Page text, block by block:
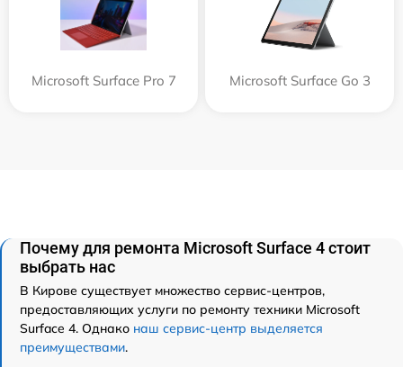
Microsoft Surface Pro 7 Microsoft Surface Go 3
Почему для ремонта Microsoft Surface 4 стоит
выбрать нас
В Кирове существует множество сервис-центров,
предоставляющих услуги по ремонту техники Microsoft
Surface 4. Однако наш сервис-центр выделяется
преимуществами.